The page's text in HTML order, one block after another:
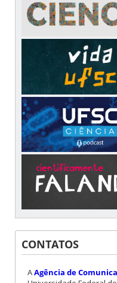
CONTATOS
AAgência de